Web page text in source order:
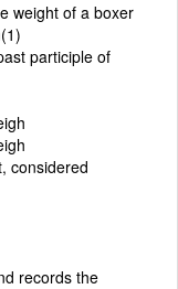
weight of a boxer
participle of
considered
records the